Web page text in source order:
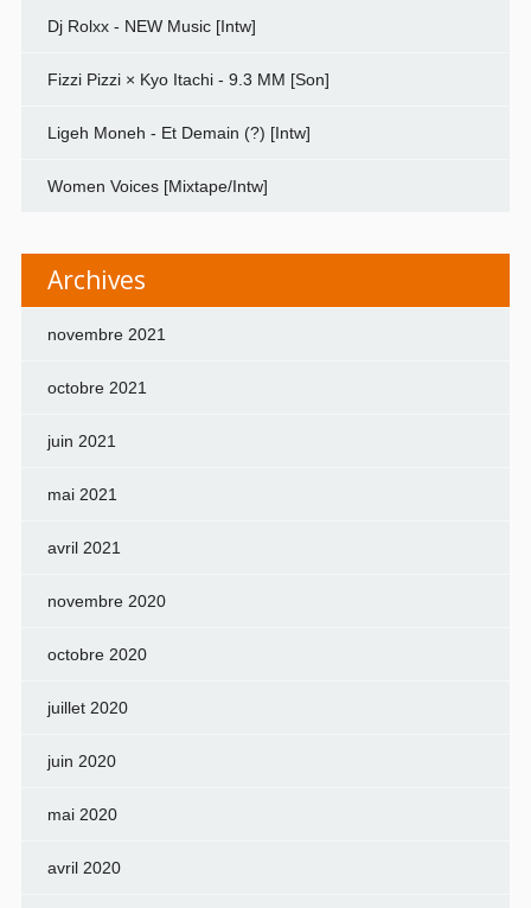
Dj Rolxx - NEW Music [Intw]
Fizzi Pizzi × Kyo Itachi - 9.3 MM [Son]
Ligeh Moneh - Et Demain (?) [Intw]
Women Voices [Mixtape/Intw]
Archives
novembre 2021
octobre 2021
juin 2021
mai 2021
avril 2021
novembre 2020
octobre 2020
juillet 2020
juin 2020
mai 2020
avril 2020